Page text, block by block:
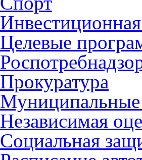
Целевые
Прокуратура
Независимая
Социальная